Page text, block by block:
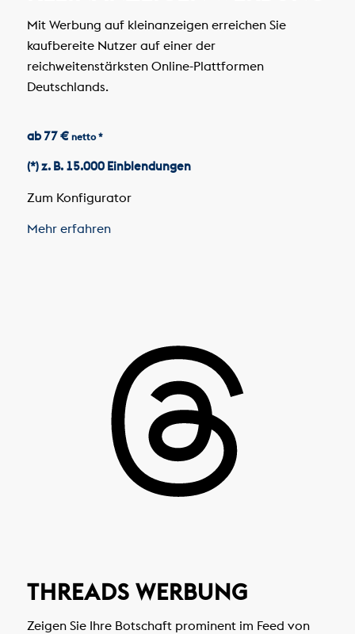
Mit Werbung auf kleinanzeigen erreichen Sie
kaufbereite Nutzer auf einer der
reichweitenstärksten Online-Plattformen
Deutschlands.
ab 77 € netto *
(*) z. B. 15.000 Einblendungen
Zum Konfigurator
Mehr erfahren
THREADS WERBUNG
Zeigen Sie Ihre Botschaft prominent im Feed von